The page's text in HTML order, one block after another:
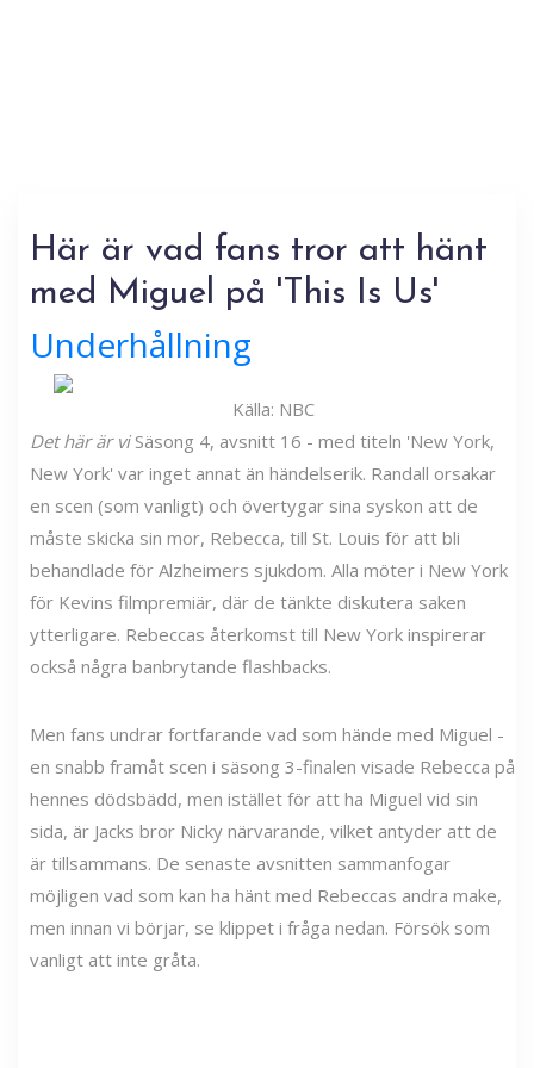
Här är vad fans tror att hänt
med Miguel på 'This Is Us'
Underhållning
Källa: NBC
Det här är vi Säsong 4, avsnitt 16 - med titeln 'New York,
New York' var inget annat än händelserik. Randall orsakar
en scen (som vanligt) och övertygar sina syskon att de
måste skicka sin mor, Rebecca, till St. Louis för att bli
behandlade för Alzheimers sjukdom. Alla möter i New York
för Kevins filmpremiär, där de tänkte diskutera saken
ytterligare. Rebeccas återkomst till New York inspirerar
också några banbrytande flashbacks.
Men fans undrar fortfarande vad som hände med Miguel -
en snabb framåt scen i säsong 3-finalen visade Rebecca på
hennes dödsbädd, men istället för att ha Miguel vid sin
sida, är Jacks bror Nicky närvarande, vilket antyder att de
är tillsammans. De senaste avsnitten sammanfogar
möjligen vad som kan ha hänt med Rebeccas andra make,
men innan vi börjar, se klippet i fråga nedan. Försök som
vanligt att inte gråta.